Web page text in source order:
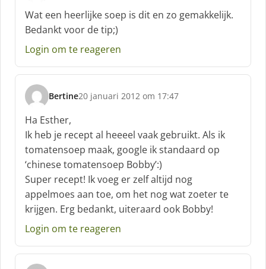
c
h
r
e
f
Wat een heerlijke soep is dit en zo gemakkelijk.
Bedankt voor de tip;)
Login om te reageren
Bertine
s
c
h
r
e
e
f
20 januari 2012 om 17:47
Ha Esther,
Ik heb je recept al heeeel vaak gebruikt. Als ik
tomatensoep maak, google ik standaard op
‘chinese tomatensoep Bobby’:)
Super recept! Ik voeg er zelf altijd nog
appelmoes aan toe, om het nog wat zoeter te
krijgen. Erg bedankt, uiteraard ook Bobby!
Login om te reageren